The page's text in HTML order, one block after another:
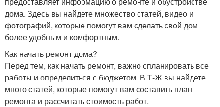
дома. Здесь вы найдете множество статей, видео и
фотографий, которые помогут вам сделать свой дом
более удобным и комфортным.
Как начать ремонт дома?
Перед тем, как начать ремонт, важно спланировать все
работы и определиться с бюджетом. В Т-Ж вы найдете
много статей, которые помогут вам составить план
ремонта и рассчитать стоимость работ.